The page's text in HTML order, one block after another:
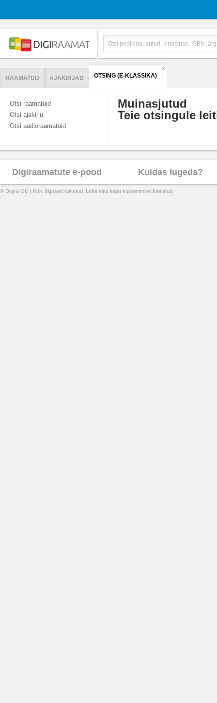
RAAMATUD AJAKIRJAD OTSING (E-KLASSIKA)
X
Otsi raamatuid
Otsi ajakirju
Otsi audioraamatuid
Muinasjutud
Teie otsingule
Digiraamatute e-pood Kuidas lugeda?
© Digira OÜ | Kõik õigused kaitstud. Lehe sisu loata kopeerimine keelatud.